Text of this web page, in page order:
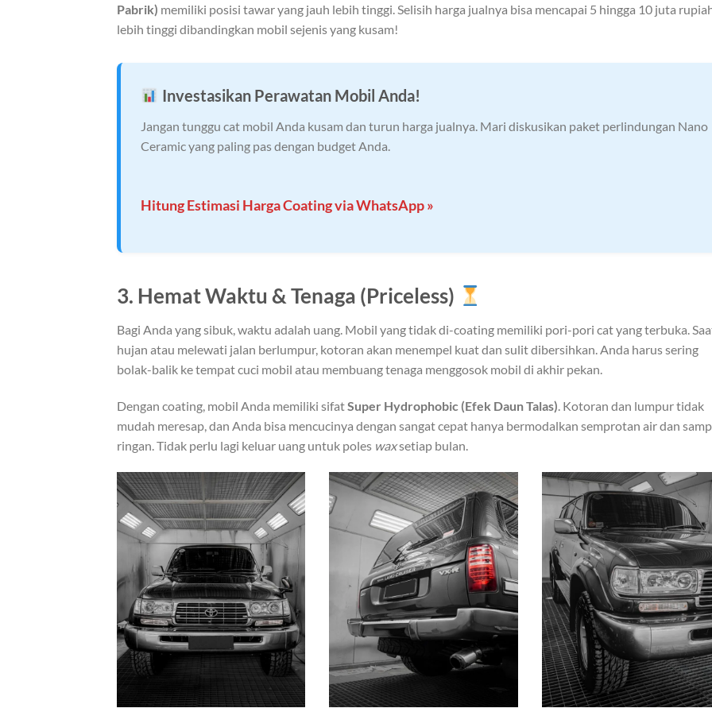
Pabrik) memiliki posisi tawar yang jauh lebih tinggi. Selisih harga jualnya bisa mencapai 5 hingga 10 juta
lebih tinggi dibandingkan mobil sejenis yang kusam!
Investasikan Perawatan Mobil Anda!
Jangan tunggu cat mobil Anda kusam dan turun harga jualnya. Mari diskusikan paket perlindungan Nano
Ceramic yang paling pas dengan budget Anda.
Hitung Estimasi Harga Coating via WhatsApp »
3. Hemat Waktu & Tenaga (Priceless)
Bagi Anda yang sibuk, waktu adalah uang. Mobil yang tidak di-coating memiliki pori-pori cat yang terbuka.
hujan atau melewati jalan berlumpur, kotoran akan menempel kuat dan sulit dibersihkan. Anda harus sering
bolak-balik ke tempat cuci mobil atau membuang tenaga menggosok mobil di akhir pekan.
Dengan coating, mobil Anda memiliki sifatSuper Hydrophobic (Efek Daun Talas). Kotoran dan lumpur tidak
mudah meresap, dan Anda bisa mencucinya dengan sangat cepat hanya bermodalkan semprotan air dan
ringan. Tidak perlu lagi keluar uang untuk poles waxsetiap bulan.